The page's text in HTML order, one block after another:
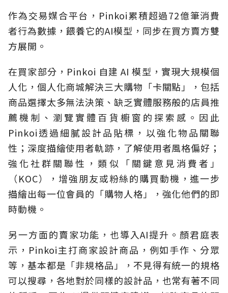
作為交易媒合平台，Pinkoi累積超過72億筆消費
者行為數據，餵養它的AI模型，同步在買方賣方雙
方展開。
在買家部分，Pinkoi 自建 AI 模型，實現大規模個
人化，個人化商城解決三大購物「卡關點」，包括
商品選擇太多無法決策、缺乏實體服務般的店員推
薦機制、瀏覽實體百貨櫥窗的探索感。因此
Pinkoi透過細膩設計品貼標，以強化物品關聯
性；深度描繪使用者軌跡，了解使用者風格偏好；
強化社群關聯性，類似「關鍵意見消費者」
（KOC），增強朋友或粉絲的購買動機，進一步
描繪出每一位會員的「購物人格」，強化他們的即
時動機。
另一方面的賣家功能，也導入AI提升。顏君庭表
示，Pinkoi主打商家設計商品，例如手作、分眾
等，基本都是「非規格品」，不見得有統一的規格
可以搜尋，各地對於同樣的設計品，也常有著不同